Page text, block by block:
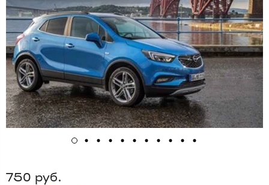
750 руб.